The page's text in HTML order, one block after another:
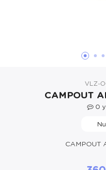
VLZ-
CAMPOUT
0
CAMPOUT